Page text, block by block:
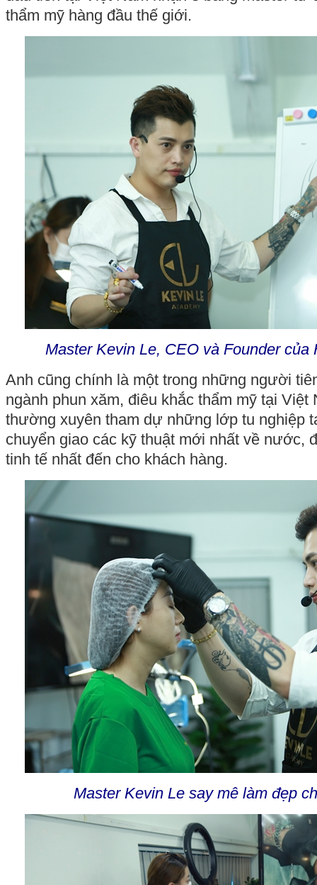
thẩm mỹ hàng đầu thế giới.
Master Kevin Le, CEO và Founder của
Anh cũng chính là một trong những người
ngành phun xăm, điêu khắc thẩm mỹ tại Việt
thường xuyên tham dự những lớp tu nghiệp
chuyển giao các kỹ thuật mới nhất về nước,
tinh tế nhất đến cho khách hàng.
Master Kevin Le say mê làm đẹp